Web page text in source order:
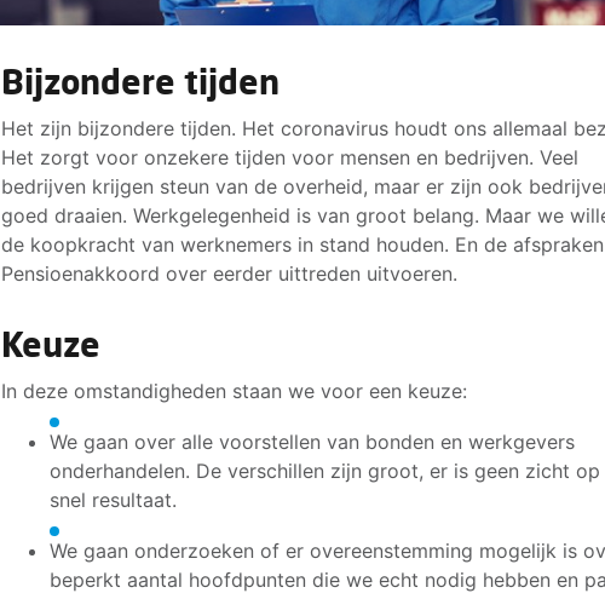
Bijzondere tijden
Het zijn bijzondere tijden. Het coronavirus houdt ons allemaal
Het zorgt voor onzekere tijden voor mensen en bedrijven. Veel
bedrijven krijgen steun van de overheid, maar er zijn ook
goed draaien. Werkgelegenheid is van groot belang. Maar we
de koopkracht van werknemers in stand houden. En de
Pensioenakkoord over eerder uittreden uitvoeren.
Keuze
In deze omstandigheden staan we voor een keuze:
We gaan over alle voorstellen van bonden en werkgevers
onderhandelen. De verschillen zijn groot, er is geen zicht op
snel resultaat.
We gaan onderzoeken of er overeenstemming mogelijk is
beperkt aantal hoofdpunten die we echt nodig hebben en